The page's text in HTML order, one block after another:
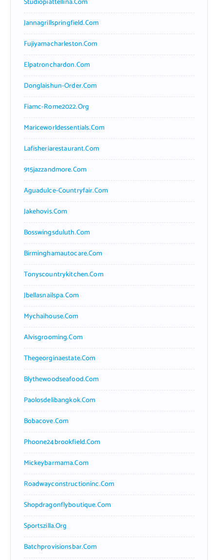
Jannagrillspringfield.com
Fujiyamacharleston.com
Elpatronchardon.com
Donglaishun-Order.com
Fiamc-Rome2022.org
Mariceworldessentials.com
Lafisheriarestaurant.com
915jazzandmore.com
Aguadulce-Countryfair.com
Jakehovis.com
Bosswingsduluth.com
Birminghamautocare.com
Tonyscountrykitchen.com
Jbellasnailspa.com
Mychaihouse.com
Alvisgrooming.com
Thegeorginaestate.com
Blythewoodseafood.com
Paolosdelibangkok.com
Bobacove.com
Phoone24brookfield.com
Mickeybarmama.com
Roadwayconstructioninc.com
Shopdragonflyboutique.com
Sportszilla.org
Batchprovisionsbar.com